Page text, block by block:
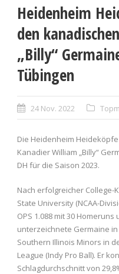
Heidenheim
den
„Billy“
Tübingen
24 Nov. 2022
Die Heidenheim
Kanadier William „Billy“
DH für die Saison 2023.
Nach erfolgreicher
State University (NCAA-
OPS 1.088 mit 30 Homeruns
unterzeichnete Germaine
Southern Illinois Minors in
League (Indy Pro Ball). Er
Schlagdurchschnitt von